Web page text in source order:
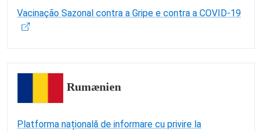
Vacinação Sazonal contra a Gripe e contra a COVID-19
Rumænien
Platforma națională de informare cu privire la